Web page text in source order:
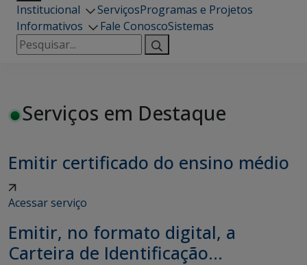
Institucional ServiçosProgramas e Projetos
Informativos
Fale ConoscoSistemas
Pesquisar
por:
Serviços em Destaque
Emitir certificado do ensino médio
Acessar serviço
Emitir, no formato digital, a
Carteira de Identificação...